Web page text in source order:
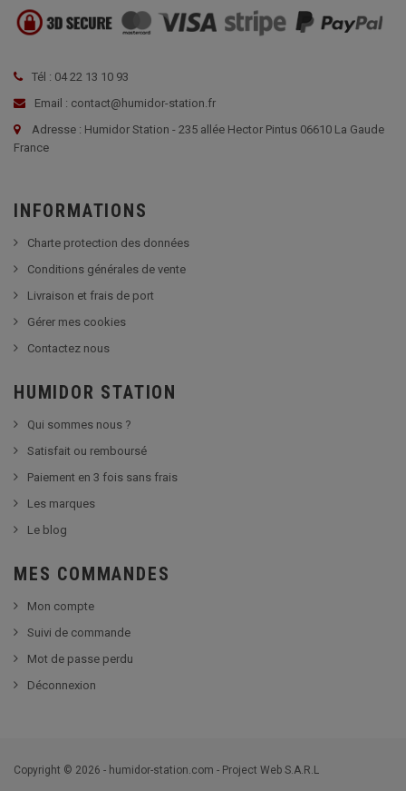
Tél : 04 22 13 10 93
Email : contact@humidor-station.fr
Adresse : Humidor Station - 235 allée Hector Pintus 06610 La Gaude
France
INFORMATIONS
Charte protection des données
Conditions générales de vente
Livraison et frais de port
Gérer mes cookies
Contactez nous
HUMIDOR STATION
Qui sommes nous ?
Satisfait ou remboursé
Paiement en 3 fois sans frais
Les marques
Le blog
MES COMMANDES
Mon compte
Suivi de commande
Mot de passe perdu
Déconnexion
Copyright © 2026 - humidor-station.com - Project Web S.A.R.L